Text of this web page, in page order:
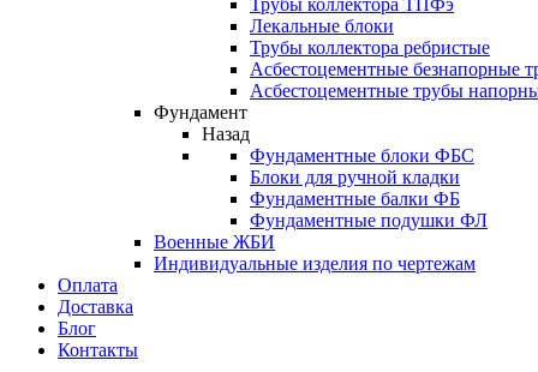
Трубы коллектора ТПФэ
Лекальные блоки
Трубы коллектора ребристые
Асбестоцементные безнапорные
Асбестоцементные трубы
Фундамент
Назад
Фундаментные блоки ФБС
Блоки для ручной кладки
Фундаментные балки ФБ
Фундаментные подушки ФЛ
Военные ЖБИ
Индивидуальные изделия по чертежам
Оплата
Доставка
Блог
Контакты